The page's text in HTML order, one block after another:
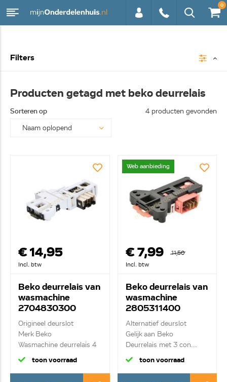
0
Filters
Producten getagd met beko deurrelais
Sorteren op 4 producten gevonden
€ 14,95
Incl. btw
Beko deurrelais van
wasmachine
2704830300
Origineel deurslot
Merk Beko
Wasmachine deurrelais 4
cont...
toon voorraad
Web aanbieding
€ 7,99
11,50
Incl. btw
Beko deurrelais van
wasmachine
2805311400
Alternatief deurslot
Gelijk aan Beko
Deurrelais met 3 con...
toon voorraad